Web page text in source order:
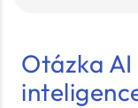
Otázka